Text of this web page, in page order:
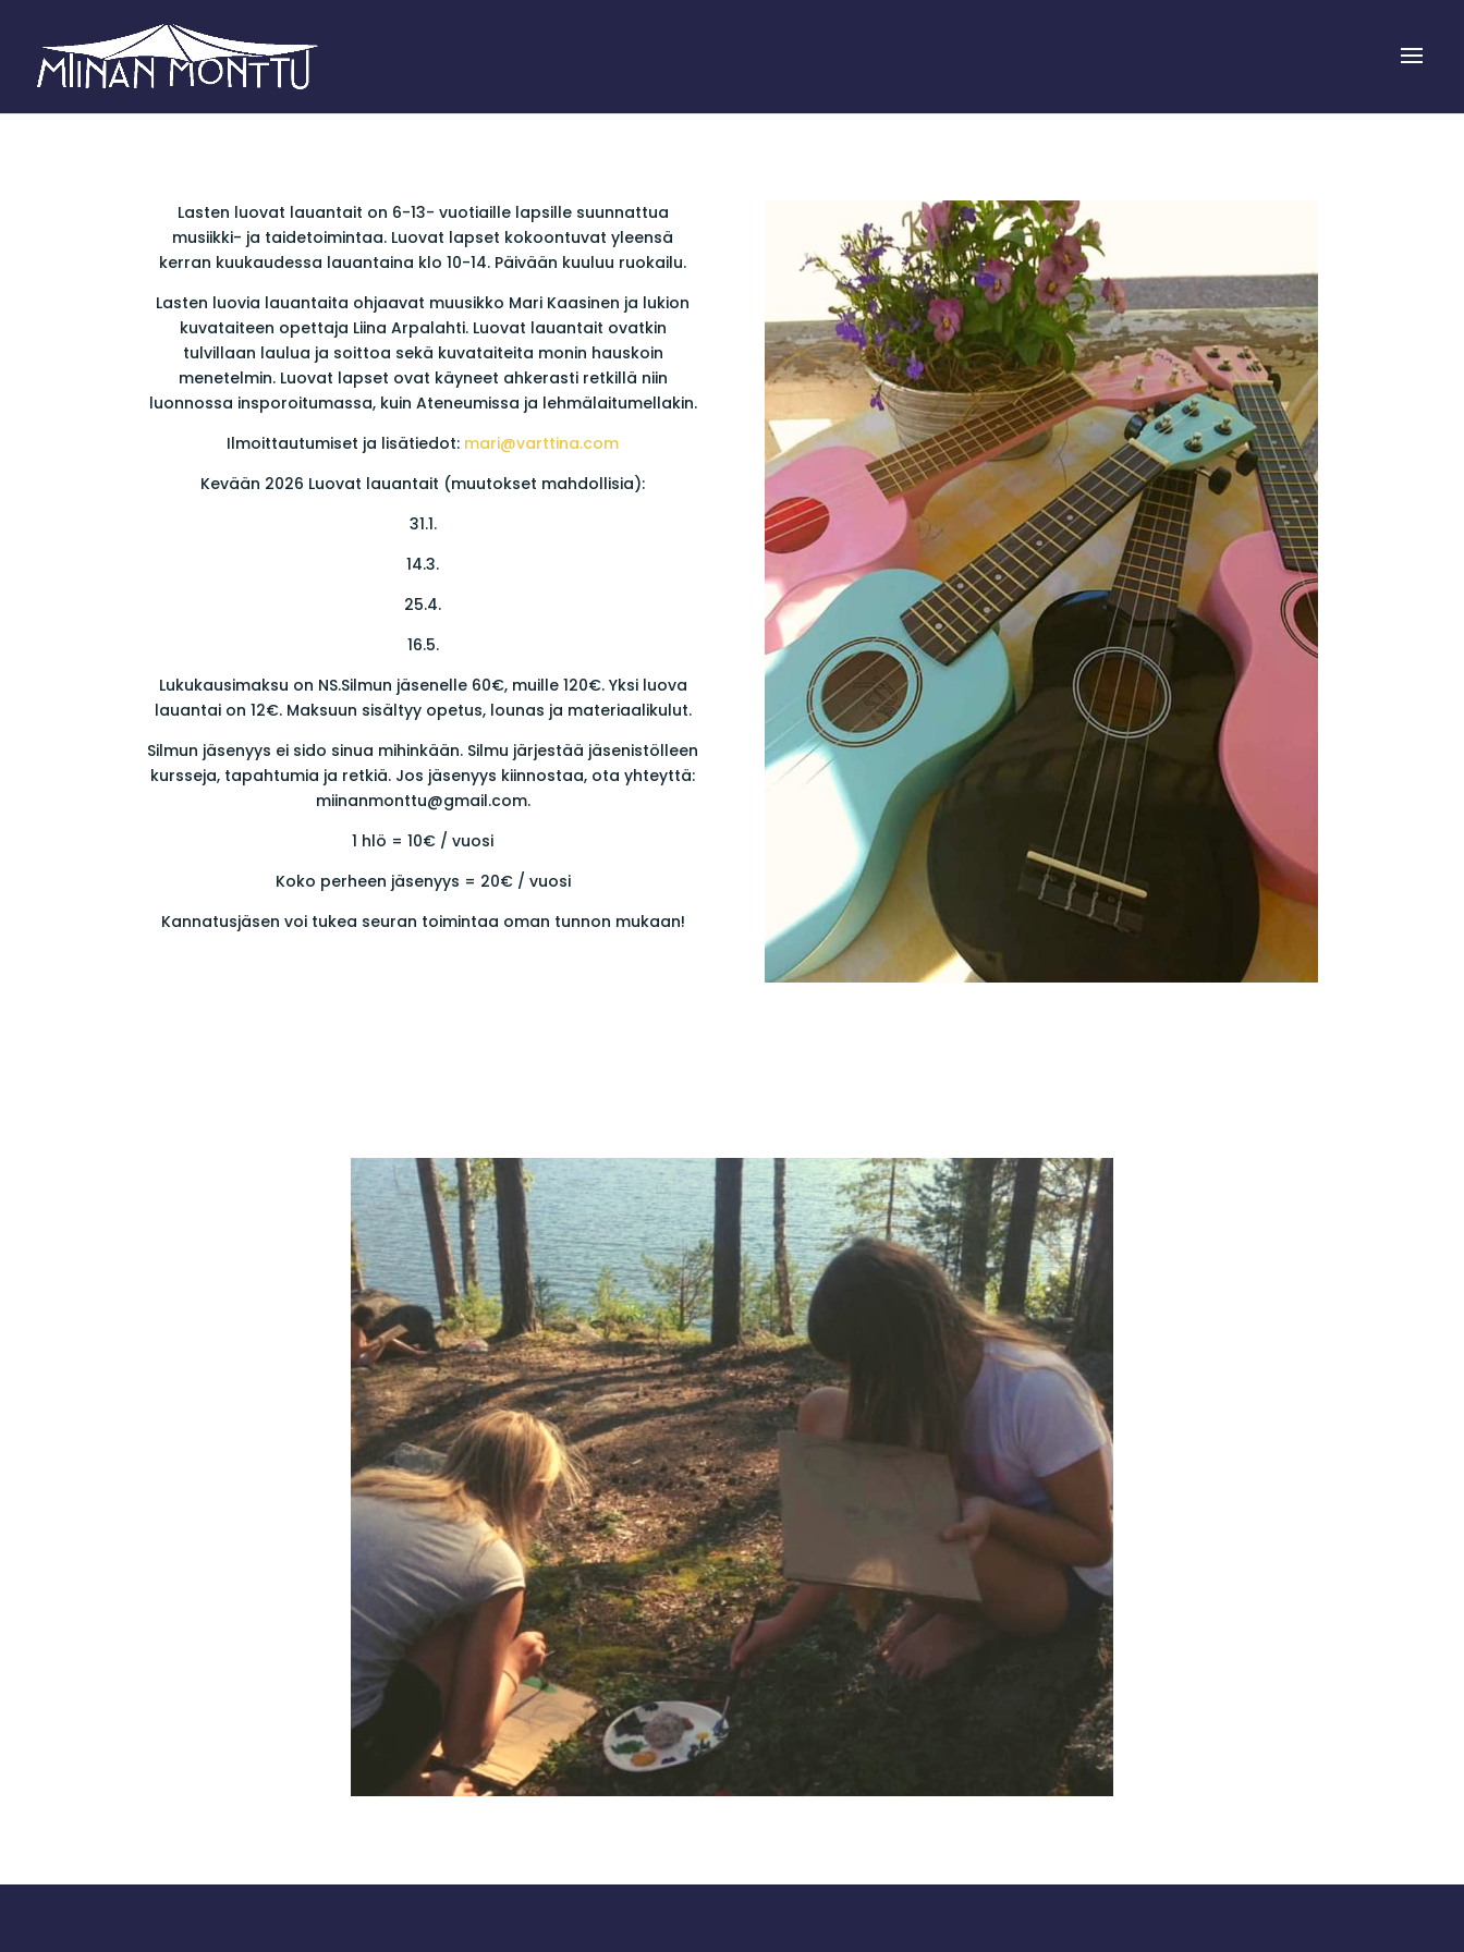
Lasten luovat lauantait on 6-13- vuotiaille lapsille suunnattua
musiikki- ja taidetoimintaa. Luovat lapset kokoontuvat yleensä
kerran kuukaudessa lauantaina klo 10-14. Päivään kuuluu ruokailu.
Lasten luovia lauantaita ohjaavat muusikko Mari Kaasinen ja lukion
kuvataiteen opettaja Liina Arpalahti. Luovat lauantait ovatkin
tulvillaan laulua ja soittoa sekä kuvataiteita monin hauskoin
menetelmin. Luovat lapset ovat käyneet ahkerasti retkillä niin
luonnossa insporoitumassa, kuin Ateneumissa ja lehmälaitumellakin.
Ilmoittautumiset ja lisätiedot: mari@varttina.com
Kevään 2026 Luovat lauantait (muutokset mahdollisia):
31.1.
14.3.
25.4.
16.5.
Lukukausimaksu on NS.Silmun jäsenelle 60€, muille 120€. Yksi luova
lauantai on 12€. Maksuun sisältyy opetus, lounas ja materiaalikulut.
Silmun jäsenyys ei sido sinua mihinkään. Silmu järjestää jäsenistölleen
kursseja, tapahtumia ja retkiä. Jos jäsenyys kiinnostaa, ota yhteyttä:
miinanmonttu@gmail.com.
1 hlö = 10€ / vuosi
Koko perheen jäsenyys = 20€ / vuosi
Kannatusjäsen voi tukea seuran toimintaa oman tunnon mukaan!